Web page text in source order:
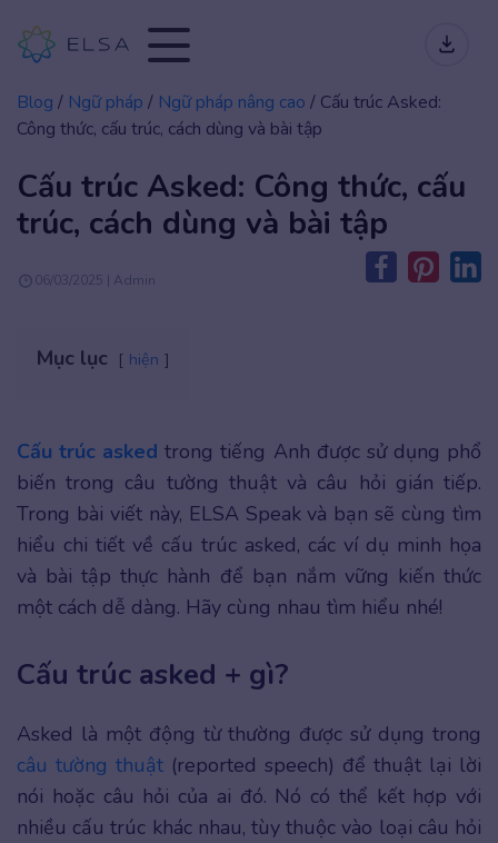
Blog / Ngữ pháp / Ngữ pháp nâng cao / Cấu trúc Asked:
Công thức, cấu trúc, cách dùng và bài tập
Cấu trúc Asked: Công thức, cấu
trúc, cách dùng và bài tập
06/03/2025 | Admin
Mục lục hiện
Cấu trúc asked trong tiếng Anh được sử dụng phổ
biến trong câu tường thuật và câu hỏi gián tiếp.
Trong bài viết này, ELSA Speak và bạn sẽ cùng tìm
hiểu chi tiết về cấu trúc asked, các ví dụ minh họa
và bài tập thực hành để bạn nắm vững kiến thức
một cách dễ dàng. Hãy cùng nhau tìm hiểu nhé!
Cấu trúc asked + gì?
Asked là một động từ thường được sử dụng trong
câu tường thuật (reported speech) để thuật lại lời
nói hoặc câu hỏi của ai đó. Nó có thể kết hợp với
nhiều cấu trúc khác nhau, tùy thuộc vào loại câu hỏi